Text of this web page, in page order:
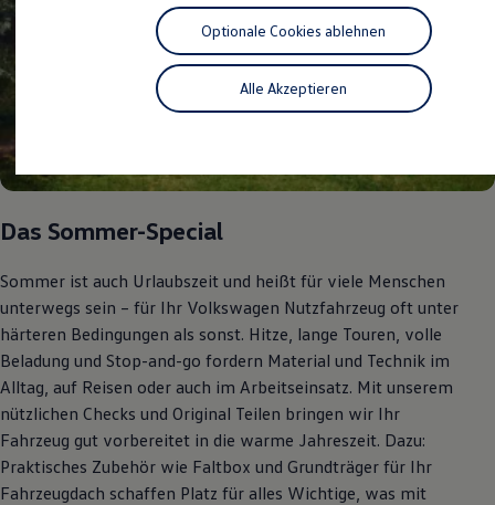
Ladezeitensimulator
Ladelösungen für Privatkunden
Ladelösungen für Gewerbekunden
Wallbox und Ladekabel
Bidirektionales Laden
Förderung & Kosten der Elektrofahrzeuge
Kostensimulator
Autonomes Fahren
Online Beratung
California Club
California Magazin & Ratgeber
Vanlife
Ratgeber
Routen & Reisen
California Reisen & Erlebnisse
California App
California Lifestyle & Zubehör
Übernachten im California
Marke
Unternehmen
Karriere
Das Sommer-Special
Sommer ist auch Urlaubszeit und heißt für viele Menschen
unterwegs sein – für Ihr Volkswagen Nutzfahrzeug oft unter
härteren Bedingungen als sonst. Hitze, lange Touren, volle
Beladung und Stop-and-go fordern Material und Technik im
Alltag, auf Reisen oder auch im Arbeitseinsatz. Mit unserem
nützlichen Checks und Original Teilen bringen wir Ihr
Fahrzeug gut vorbereitet in die warme Jahreszeit. Dazu:
Praktisches Zubehör wie Faltbox und Grundträger für Ihr
Fahrzeugdach schaffen Platz für alles Wichtige, was mit
Alle Akzeptieren
Optionale Cookies ablehnen